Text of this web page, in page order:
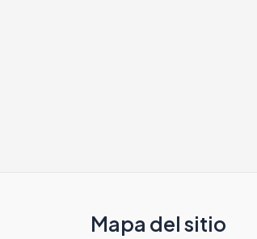
Mapa del sitio